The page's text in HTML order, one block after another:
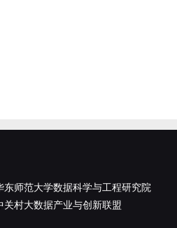
东师范大学数据科学与工程研究院
关村大数据产业与创新联盟